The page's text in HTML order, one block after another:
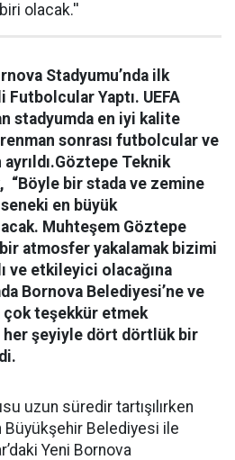
olacak.''
Stadyumu’nda ilk
Futbolcular Yaptı. UEFA
stadyumda en iyi kalite
sonrası futbolcular ve
Göztepe Teknik
“Böyle bir stada ve zemine
en büyük
Muhteşem Göztepe
atmosfer yakalamak bizimi
ve etkileyici olacağına
Bornova Belediyesi’ne ve
çok teşekkür etmek
şeyiyle dört dörtlük bir
uzun süredir tartışılırken
Büyükşehir Belediyesi ile
Yeni Bornova